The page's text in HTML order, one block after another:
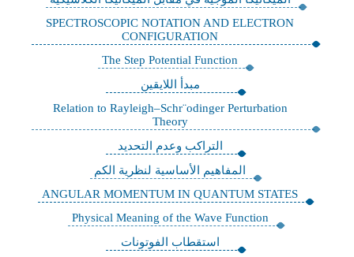
SPECTROSCOPIC NOTATION AND ELECTRON
CONFIGURATION
The Step Potential Function
مبدأ اللايقين
Relation to Rayleigh–Schr¨odinger Perturbation
Theory
التراكب وعدم التحديد
المفاهيم الأساسية لنظرية الكم
ANGULAR MOMENTUM IN QUANTUM STATES
Physical Meaning of the Wave Function
استقطاب الفوتونات